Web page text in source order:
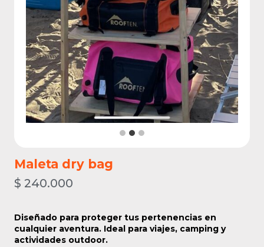
Maleta dry bag
$ 240.000
Diseñado para proteger tus pertenencias en
cualquier aventura. Ideal para viajes, camping y
actividades outdoor.